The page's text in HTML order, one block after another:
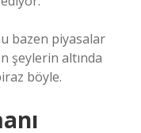
bazen piyasalar
şeylerin altında
böyle.